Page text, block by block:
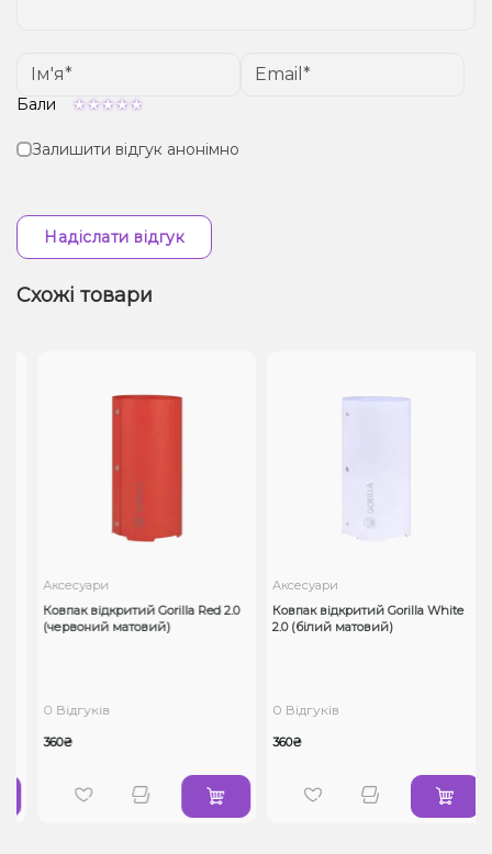
Бали
Залишити відгук анонімно
Надіслати відгук
Схожі товари
Аксесуари
Ковпак відкритий Gorilla Red 2.0
(червоний матовий)
0 Відгуків
360₴
Аксесуари
Ковпак відкритий Gorilla White
2.0 (білий матовий)
0 Відгуків
360₴